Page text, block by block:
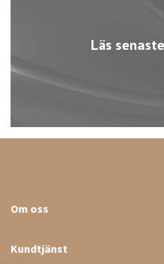
Läs
Om oss
Kundtjänst